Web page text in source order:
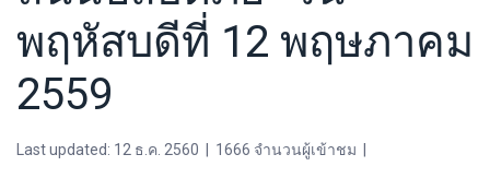
พฤหัสบดีที่ 12 พฤษภาคม
2559
Last updated: 12 ธ.ค. 2560 1666 จำนวนผู้เข้าชม